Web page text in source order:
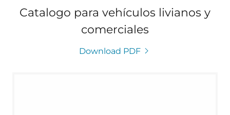
Catalogo para vehículos livianos y
comerciales
Download PDF